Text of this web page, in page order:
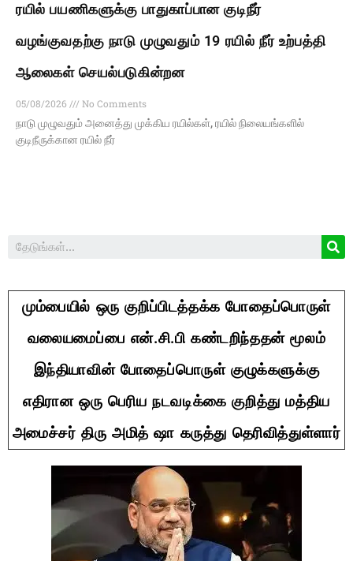
ரயில் பயணிகளுக்கு பாதுகாப்பான குடிநீர்
வழங்குவதற்கு நாடு முழுவதும் 19 ரயில் நீர் உற்பத்தி
ஆலைகள் செயல்படுகின்றன
05/08/2026
No Comments
நாடு முழுவதும் அனைத்து முக்கிய ரயில்கள், ரயில் நிலையங்களில்
குடிநீருக்கான ரயில் நீர்
மும்பையில் ஒரு குறிப்பிடத்தக்க போதைப்பொருள்
வலையமைப்பை என்.சி.பி கண்டறிந்ததன் மூலம்
இந்தியாவின் போதைப்பொருள் குழுக்களுக்கு
எதிரான ஒரு பெரிய நடவடிக்கை குறித்து மத்திய
அமைச்சர் திரு அமித் ஷா கருத்து தெரிவித்துள்ளார்